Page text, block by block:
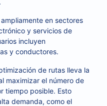
en sectores
y servicios de
incluyen
y conductores.
de rutas lleva la
maximizar el número de
tiempo posible. Esto
demanda, como el